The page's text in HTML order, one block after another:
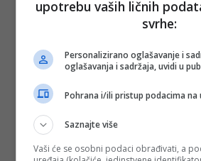
PODIJELI NA
Depo.ba pratite putem društvenih
upotrebu vaših ličnih
svrhe:
Personalizirano oglašavanje i
oglašavanja i sadržaja, uvidi u
Pohrana i/ili pristup podacima na
Saznajte više
Vaši će se osobni podaci obrađivati, a